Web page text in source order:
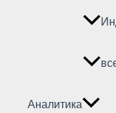
Аналитика